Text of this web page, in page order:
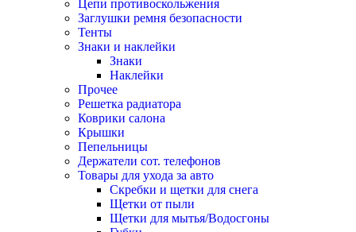
Цепи противоскольжения
Заглушки ремня безопасности
Тенты
Знаки и наклейки
Знаки
Наклейки
Прочее
Решетка радиатора
Коврики салона
Крышки
Пепельницы
Держатели сот. телефонов
Товары для ухода за авто
Скребки и щетки для снега
Щетки от пыли
Щетки для мытья/Водосгоны